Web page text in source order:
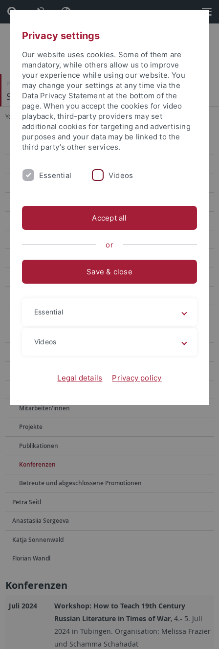
Skip
to
content
Skip
to
footer
Philosophische Fakultät
Slavisches Seminar
You are here: Startseite ... Konferenzen
Simona Barazi
Natalia Borisova
Aleksandra Konarzewska
Olena Saikovska
Mitarbeiter/innen
Projekte
Publikationen
Konferenzen
Betreute und abgeschlossene Promotionen
Petra Seitl
Anastasiia Sergeeva
Katja Sonnenwald
Florian Wandl
Konferenzen
Juli 2024
Workshop: How to Teach 19th Century
Russian Literature in Times of War, 4.- 5. Juli
2024 in Tübingen. Organisation: Melissa Frazier
und Schamma Schahadat
Privacy settings
Our website uses cookies. Some of them are
mandatory, while others allow us to improve
your experience while using our website. You
may change your settings at any time via the
Data Privacy Statement at the bottom of the
page. When you accept the cookies for video
playback, third-party providers may set
additional cookies for targeting and advertising
purposes and your data may be linked to the
third party’s other services.
Essential Videos
Accept all
or
Save & close
Essential
Videos
Legal details Privacy policy